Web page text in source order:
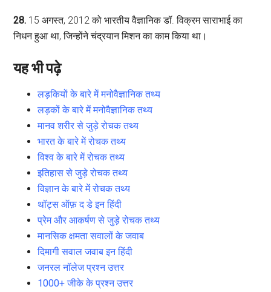
28. 15 अगस्त, 2012 को भारतीय वैज्ञानिक डॉ. विक्रम साराभाई का
निधन हुआ था, जिन्होंने चंद्रयान मिशन का काम किया था।
यह भी पढ़े
लड़कियों के बारे में मनोवैज्ञानिक तथ्य
लड़कों के बारे में मनोवैज्ञानिक तथ्य
मानव शरीर से जुड़े रोचक तथ्य
भारत के बारे में रोचक तथ्य
विश्व के बारे में रोचक तथ्य
इतिहास से जुड़े रोचक तथ्य
विज्ञान के बारे में रोचक तथ्य
थॉट्स ऑफ़ द डे इन हिंदी
प्रेम और आकर्षण से जुड़े रोचक तथ्य
मानसिक क्षमता सवालों के जवाब
दिमागी सवाल जवाब इन हिंदी
जनरल नॉलेज प्रश्न उत्तर
1000+ जीके के प्रश्न उत्तर